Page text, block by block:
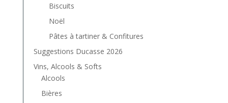
Biscuits
Noël
Pâtes à tartiner & Confitures
Suggestions Ducasse 2026
Vins, Alcools & Softs
Alcools
Bières